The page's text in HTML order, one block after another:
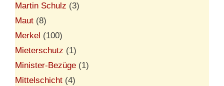
Martin Schulz (3)
Maut (8)
Merkel (100)
Mieterschutz (1)
Minister-Bezüge (1)
Mittelschicht (4)